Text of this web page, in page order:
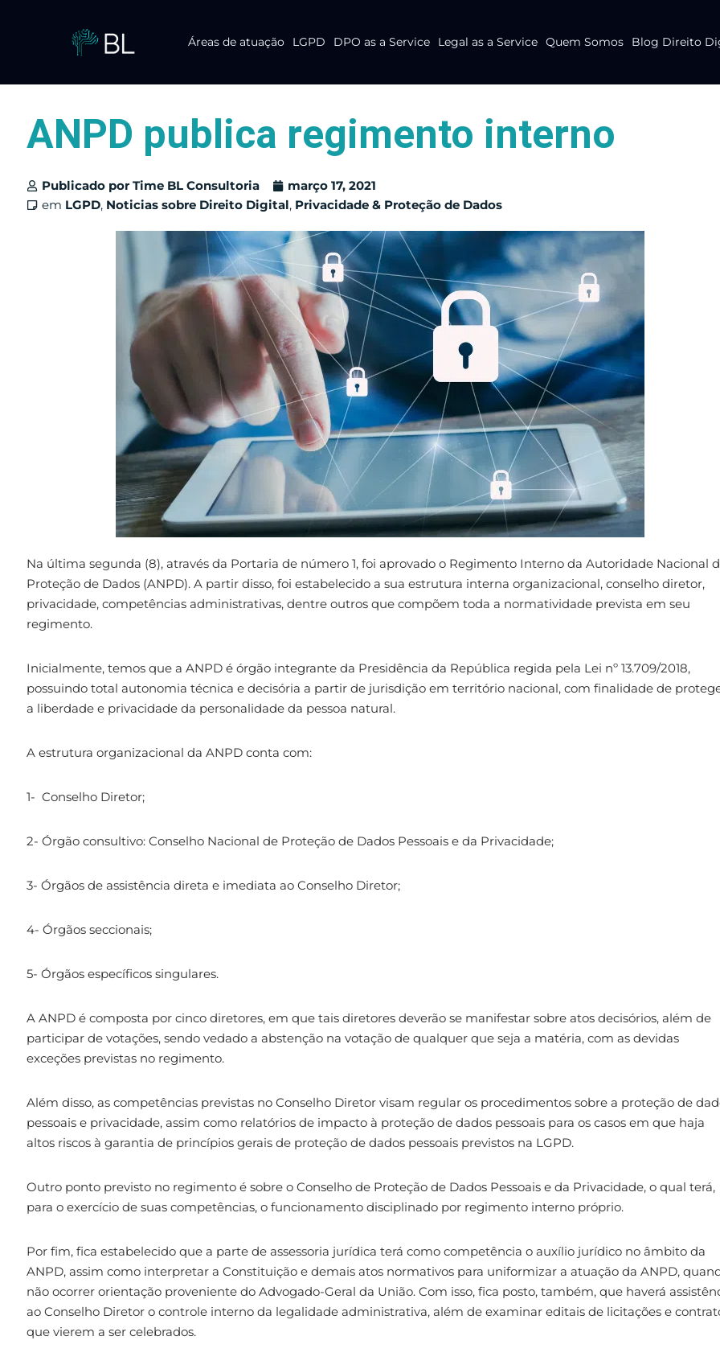
o
Áreas de atuação LGPD DPO as a Service Legal as a Service Quem Somos Blog Direito
ANPD publica regimento interno
Publicado por Time BL Consultoria
março 17, 2021
em LGPD, Noticias sobre Direito Digital, Privacidade & Proteção de Dados
Na última segunda (8), através da Portaria de número 1, foi aprovado o Regimento Interno da Autoridade Nacional
Proteção de Dados (ANPD). A partir disso, foi estabelecido a sua estrutura interna organizacional, conselho diretor,
privacidade, competências administrativas, dentre outros que compõem toda a normatividade prevista em seu
regimento.
Inicialmente, temos que a ANPD é órgão integrante da Presidência da República regida pela Lei nº 13.709/2018,
possuindo total autonomia técnica e decisória a partir de jurisdição em território nacional, com finalidade de
a liberdade e privacidade da personalidade da pessoa natural.
A estrutura organizacional da ANPD conta com:
1- Conselho Diretor;
2- Órgão consultivo: Conselho Nacional de Proteção de Dados Pessoais e da Privacidade;
3- Órgãos de assistência direta e imediata ao Conselho Diretor;
4- Órgãos seccionais;
5- Órgãos específicos singulares.
A ANPD é composta por cinco diretores, em que tais diretores deverão se manifestar sobre atos decisórios, além de
participar de votações, sendo vedado a abstenção na votação de qualquer que seja a matéria, com as devidas
exceções previstas no regimento.
Além disso, as competências previstas no Conselho Diretor visam regular os procedimentos sobre a proteção de
pessoais e privacidade, assim como relatórios de impacto à proteção de dados pessoais para os casos em que haja
altos riscos à garantia de princípios gerais de proteção de dados pessoais previstos na LGPD.
Outro ponto previsto no regimento é sobre o Conselho de Proteção de Dados Pessoais e da Privacidade, o qual terá,
para o exercício de suas competências, o funcionamento disciplinado por regimento interno próprio.
Por fim, fica estabelecido que a parte de assessoria jurídica terá como competência o auxílio jurídico no âmbito da
ANPD, assim como interpretar a Constituição e demais atos normativos para uniformizar a atuação da ANPD,
não ocorrer orientação proveniente do Advogado-Geral da União. Com isso, fica posto, também, que haverá
ao Conselho Diretor o controle interno da legalidade administrativa, além de examinar editais de licitações e
que vierem a ser celebrados.